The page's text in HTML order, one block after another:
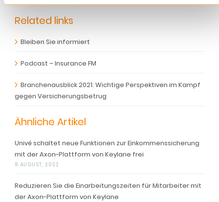
Related links
Bleiben Sie informiert
Podcast – Insurance FM
Branchenausblick 2021: Wichtige Perspektiven im Kampf
gegen Versicherungsbetrug
Ähnliche Artikel
Univé schaltet neue Funktionen zur Einkommenssicherung
mit der Axon-Plattform von Keylane frei
8 AUGUST, 2022
Reduzieren Sie die Einarbeitungszeiten für Mitarbeiter mit
der Axon-Plattform von Keylane